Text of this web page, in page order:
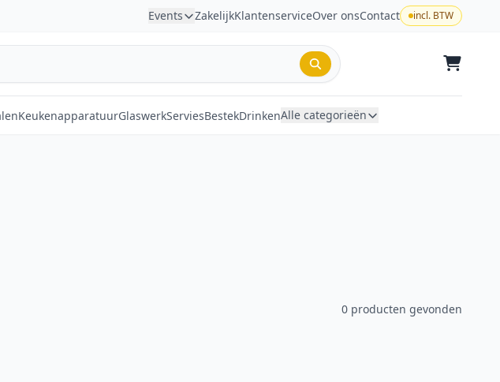
Events ZakelijkKlantenserviceOver onsContact incl. BTW
KeukenapparatuurGlaswerkServiesBestekDrinkenAlle categorieën
0 producten gevonden